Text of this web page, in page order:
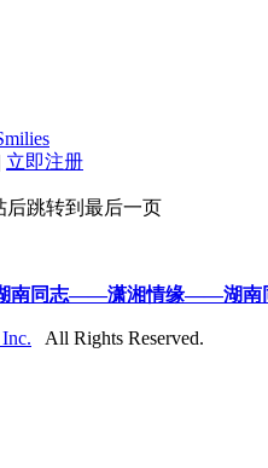
立即注册
后跳转到最后一页
南同志——潇湘情缘——湖南
All Rights Reserved.